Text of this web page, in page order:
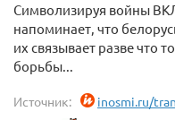
Символизируя войны
напоминает, что
их связывает разве что
борьбы...
Источник: inosmi.ru/